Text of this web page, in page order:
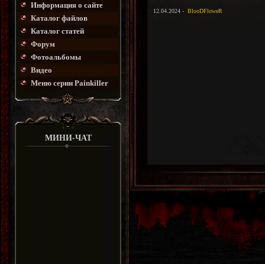
Информация о сайте
Каталог файлов
Каталог статей
Форум
Фотоальбомы
Видео
Меню серии Painkiller
МИНИ-ЧАТ
12.04.2024 - BlooDFloweR